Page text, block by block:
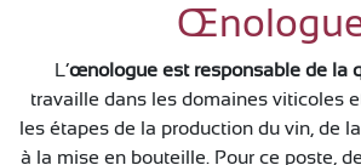
L’œnologue est responsable de la
travaille dans les domaines viticoles
les étapes de la production du vin, de
à la mise en bouteille. Pour ce poste,